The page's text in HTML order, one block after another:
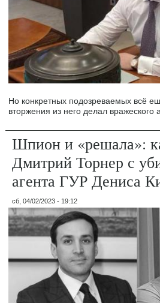
Но конкретных подозреваемых всё
вторжения из него делал вражеского
Шпион и «решала»:
Дмитрий Торнер с
агента ГУР Дениса
сб, 04/02/2023 - 19:12